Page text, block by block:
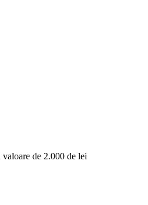
de 2.000 de lei